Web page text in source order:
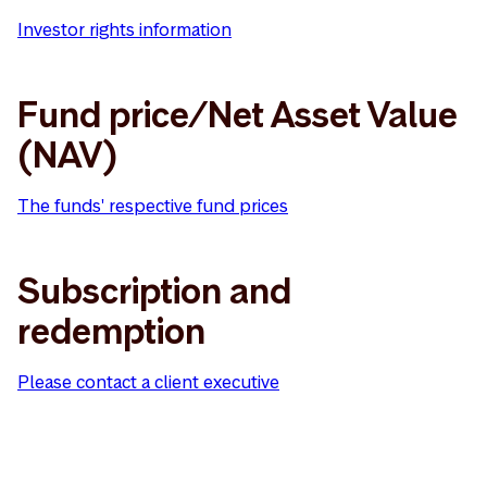
Investor rights information
Fund price/Net Asset Value
(NAV)
The funds' respective fund prices
Subscription and
redemption
Please contact a client executive